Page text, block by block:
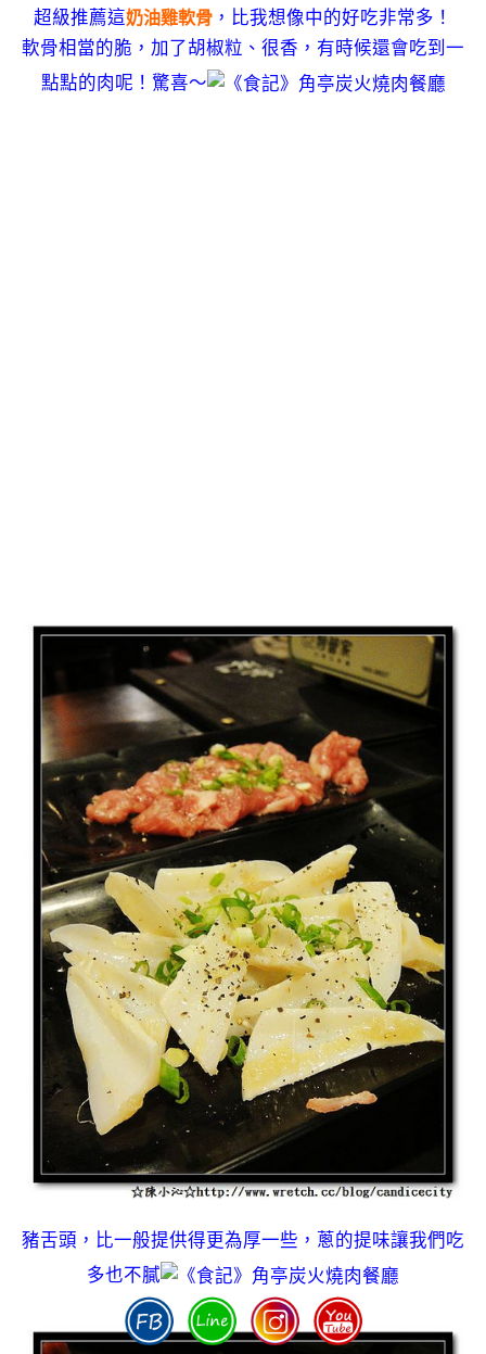
超級推薦這奶油雞軟骨 ，比我想像中的好吃非常多！
軟骨相當的脆，加了胡椒粒、很香，有時候還會吃到一
點點的肉呢！驚喜～
豬舌頭，比一般提供得更為厚一些，蔥的提味讓我們吃
多也不膩